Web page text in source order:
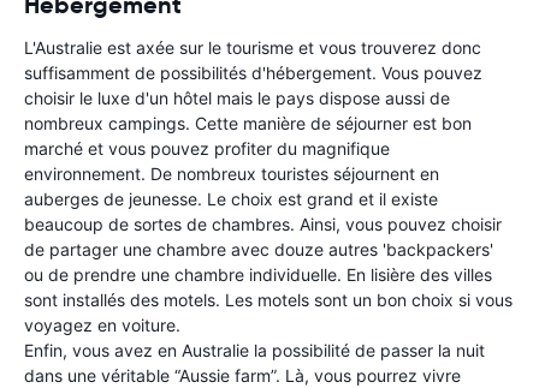
L'Australie est axée sur le tourisme et vous trouverez donc
suffisamment de possibilités d'hébergement. Vous pouvez
choisir le luxe d'un hôtel mais le pays dispose aussi de
nombreux campings. Cette manière de séjourner est bon
marché et vous pouvez profiter du magnifique
environnement. De nombreux touristes séjournent en
auberges de jeunesse. Le choix est grand et il existe
beaucoup de sortes de chambres. Ainsi, vous pouvez choisir
de partager une chambre avec douze autres 'backpackers'
ou de prendre une chambre individuelle. En lisière des villes
sont installés des motels. Les motels sont un bon choix si vous
voyagez en voiture.
Enfin, vous avez en Australie la possibilité de passer la nuit
dans une véritable “Aussie farm”. Là, vous pourrez vivre